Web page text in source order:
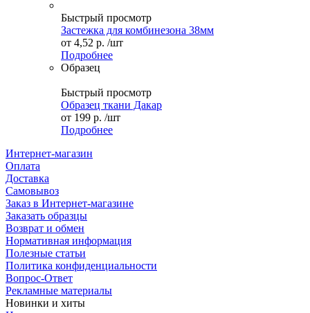
Быстрый просмотр
Застежка для комбинезона 38мм
от 4,52 р. /шт
Подробнее
Образец
Быстрый просмотр
Образец ткани Дакар
от 199 р. /шт
Подробнее
Интернет-магазин
Оплата
Доставка
Самовывоз
Заказ в Интернет-магазине
Заказать образцы
Возврат и обмен
Нормативная информация
Полезные статьи
Политика конфиденциальности
Вопрос-Ответ
Рекламные материалы
Новинки и хиты